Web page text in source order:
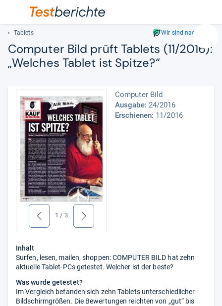
Geben
Tablets Wir sind nachhaltig
Com­pu­ter Bild prüft Tablets (11/2016):
„Wel­ches Tablet ist Spitze?“
zurück 1 / 3 weiter
Computer Bild
Ausgabe: 24/2016
Erschienen: 11/2016
Inhalt
Surfen, lesen, mailen, shoppen: COMPUTER BILD hat zehn
aktuelle Tablet-PCs getestet. Welcher ist der beste?
Was wurde getestet?
Im Vergleich befanden sich zehn Tablets unterschiedlicher
Bildschirmgrößen. Die Bewertungen reichten von „gut“ bis